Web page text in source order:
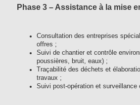
Phase 3 – Assistance à la mise
Consultation des entreprises
offres ;
Suivi de chantier et contrôle
poussières, bruit, eaux) ;
Traçabilité des déchets et
travaux ;
Suivi post-opération et surveillance